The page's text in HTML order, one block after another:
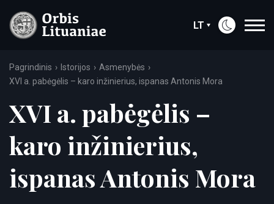
LT
Pagrindinis Istorijos
Asmenybės
XVI a. pabėgėlis – karo inžinierius, ispanas Antonis Mora
XVI a. pabėgėlis –
karo inžinierius,
ispanas Antonis Mora